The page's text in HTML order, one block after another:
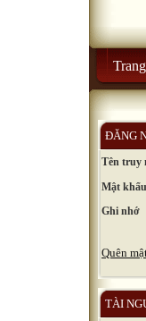
ĐĂNG
Tên truy
Mật khẩu
Ghi nhớ
Quên
TÀI